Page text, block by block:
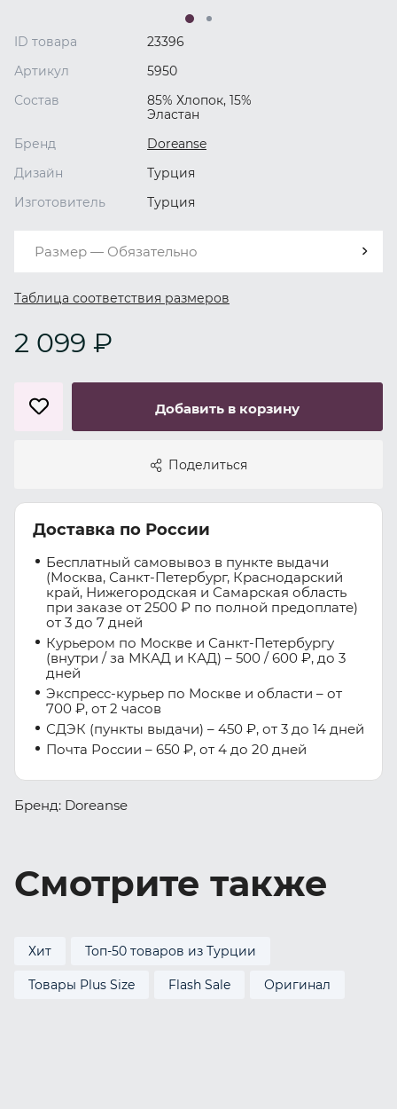
ID товара
23396
Артикул
5950
Состав
85% Хлопок, 15%
Эластан
Бренд
Doreanse
Дизайн
Турция
Изготовитель
Турция
Размер — Обязательно
Таблица соответствия размеров
2 099 ₽
Добавить в корзину
Поделиться
Доставка по России
Бесплатный самовывоз в пункте выдачи
(Москва, Санкт-Петербург, Краснодарский
край, Нижегородская и Самарская область
при заказе от 2500 ₽ по полной предоплате)
от 3 до 7 дней
Курьером по Москве и Санкт-Петербургу
(внутри / за МКАД и КАД) – 500 / 600 ₽, до 3
дней
Экспресс-курьер по Москве и области – от
700 ₽, от 2 часов
СДЭК (пункты выдачи) – 450 ₽, от 3 до 14 дней
Почта России – 650 ₽, от 4 до 20 дней
Бренд: Doreanse
Смотрите также
Хит Топ-50 товаров из Турции
Товары Plus Size Flash Sale Оригинал